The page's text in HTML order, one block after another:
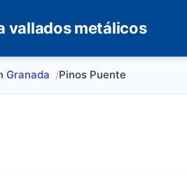
vallados metálicos
Granada Pinos Puente